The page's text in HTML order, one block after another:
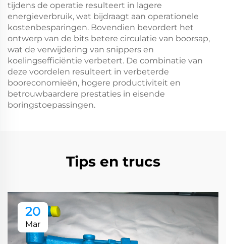
tijdens de operatie resulteert in lagere
energieverbruik, wat bijdraagt aan operationele
kostenbesparingen. Bovendien bevordert het
ontwerp van de bits betere circulatie van boorsap,
wat de verwijdering van snippers en
koelingsefficiëntie verbetert. De combinatie van
deze voordelen resulteert in verbeterde
booreconomieën, hogere productiviteit en
betrouwbaardere prestaties in eisende
boringstoepassingen.
Tips en trucs
20
Mar